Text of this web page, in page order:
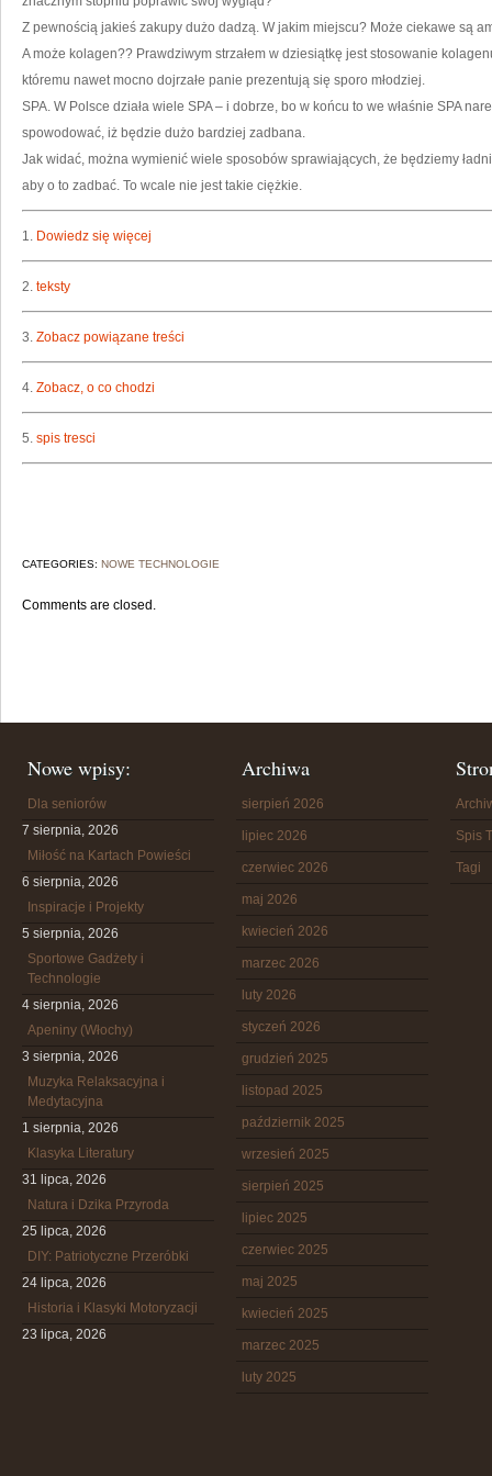
Z pewnością jakieś zakupy dużo dadzą. W jakim miejscu? Może ciekawe są
A może kolagen?? Prawdziwym strzałem w dziesiątkę jest stosowanie
któremu nawet mocno dojrzałe panie prezentują się sporo młodziej.
SPA. W Polsce działa wiele SPA – i dobrze, bo w końcu to we właśnie SPA
spowodować, iż będzie dużo bardziej zadbana.
Jak widać, można wymienić wiele sposobów sprawiających, że będziemy
aby o to zadbać. To wcale nie jest takie ciężkie.
1. Dowiedz się więcej
2. teksty
3. Zobacz powiązane treści
4. Zobacz, o co chodzi
5. spis tresci
CATEGORIES: NOWE TECHNOLOGIE
Comments are closed.
Nowe wpisy:
Dla seniorów
7 sierpnia, 2026
Miłość na Kartach Powieści
6 sierpnia, 2026
Inspiracje i Projekty
5 sierpnia, 2026
Sportowe Gadżety i
Technologie
4 sierpnia, 2026
Apeniny (Włochy)
3 sierpnia, 2026
Muzyka Relaksacyjna i
Medytacyjna
1 sierpnia, 2026
Klasyka Literatury
31 lipca, 2026
Natura i Dzika Przyroda
25 lipca, 2026
DIY: Patriotyczne Przeróbki
24 lipca, 2026
Historia i Klasyki Motoryzacji
23 lipca, 2026
Archiwa
sierpień 2026
lipiec 2026
czerwiec 2026
maj 2026
kwiecień 2026
marzec 2026
luty 2026
styczeń 2026
grudzień 2025
listopad 2025
październik 2025
wrzesień 2025
sierpień 2025
lipiec 2025
czerwiec 2025
maj 2025
kwiecień 2025
marzec 2025
luty 2025
Spis
Tagi